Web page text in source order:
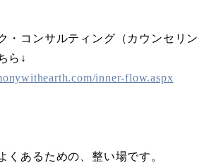
・コンサルティング（カウンセリン
ら↓
inner-flow.aspx
くあるための、整い場です。